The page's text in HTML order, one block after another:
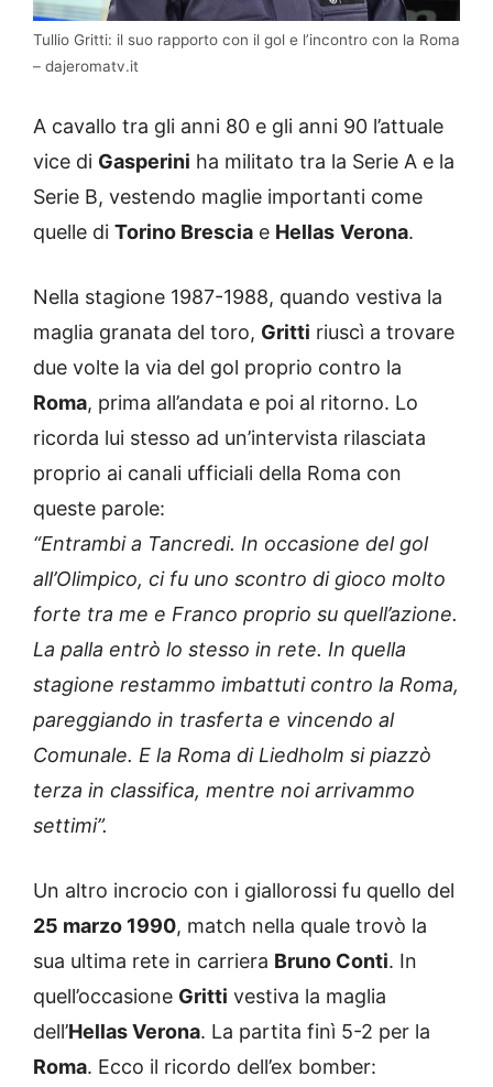
Tullio Gritti: il suo rapporto con il gol e l’incontro con la Roma
– dajeromatv.it
A cavallo tra gli anni 80 e gli anni 90 l’attuale
vice di Gasperini ha militato tra la Serie A e la
Serie B, vestendo maglie importanti come
quelle di Torino Brescia e Hellas Verona.
Nella stagione 1987-1988, quando vestiva la
maglia granata del toro, Gritti riuscì a trovare
due volte la via del gol proprio contro la
Roma, prima all’andata e poi al ritorno. Lo
ricorda lui stesso ad un’intervista rilasciata
proprio ai canali ufficiali della Roma con
queste parole:
“Entrambi a Tancredi. In occasione del gol
all’Olimpico, ci fu uno scontro di gioco molto
forte tra me e Franco proprio su quell’azione.
La palla entrò lo stesso in rete. In quella
stagione restammo imbattuti contro la Roma,
pareggiando in trasferta e vincendo al
Comunale. E la Roma di Liedholm si piazzò
terza in classifica, mentre noi arrivammo
settimi”.
Un altro incrocio con i giallorossi fu quello del
25 marzo 1990, match nella quale trovò la
sua ultima rete in carriera Bruno Conti. In
quell’occasione Gritti vestiva la maglia
dell’Hellas Verona. La partita finì 5-2 per la
Roma. Ecco il ricordo dell’ex bomber: